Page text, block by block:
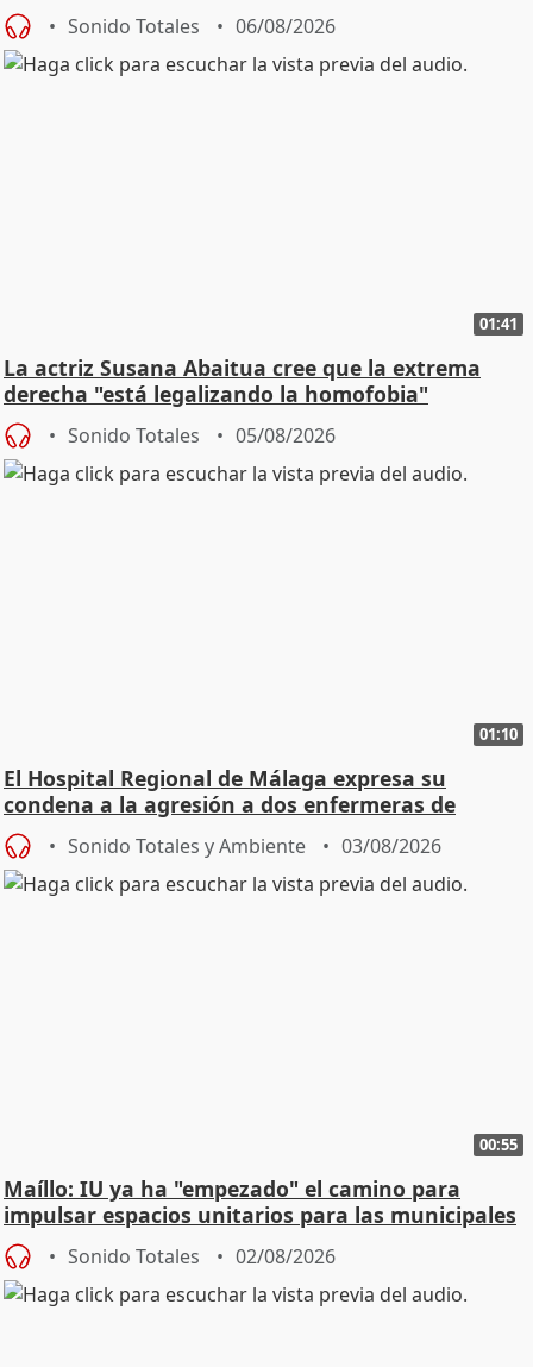
Sonido Totales 06/08/2026
01:41
La actriz Susana Abaitua cree que la extrema
derecha "está legalizando la homofobia"
Sonido Totales 05/08/2026
01:10
El Hospital Regional de Málaga expresa su
condena a la agresión a dos enfermeras de
Urgencias
Sonido Totales y Ambiente 03/08/2026
00:55
Maíllo: IU ya ha "empezado" el camino para
impulsar espacios unitarios para las municipales
Sonido Totales 02/08/2026